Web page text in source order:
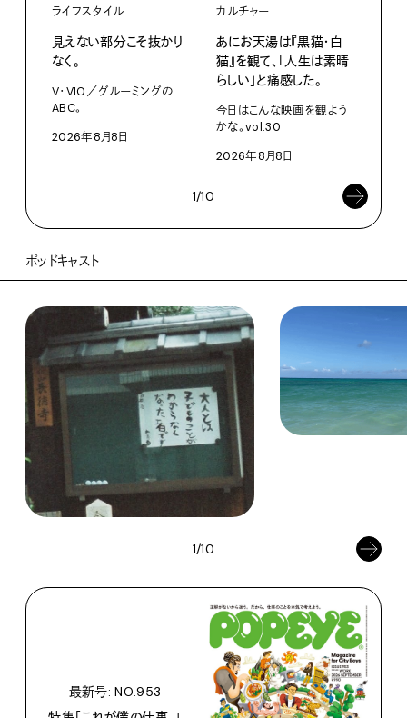
ライフスタイル
見えない部分こそ抜かり
なく。
V・VIO／グルーミングの
ABC。
2026年8月8日
カルチャー
あにお天湯は『黒猫・白
猫』を観て、「人生は素晴
らしい」と痛感した。
今日はこんな映画を観よう
かな。vol.30
2026年8月8日
1/10
ポッドキャスト
1/10
最新号: NO.953